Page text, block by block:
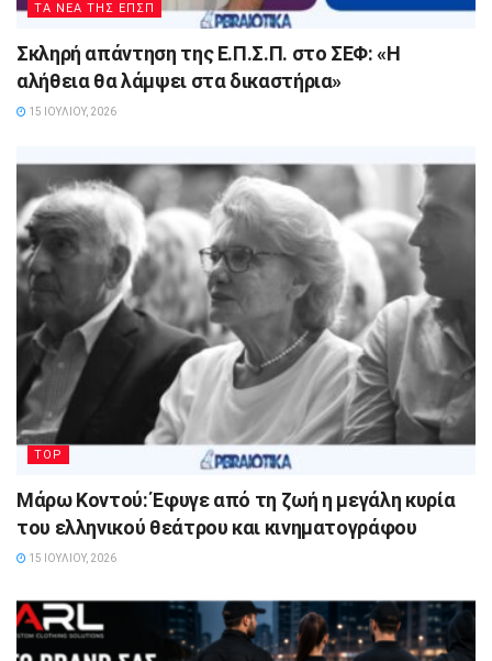
ΤΑ ΝΕΑ ΤΗΣ ΕΠΣΠ
Σκληρή απάντηση της Ε.Π.Σ.Π. στο ΣΕΦ: «Η
αλήθεια θα λάμψει στα δικαστήρια»
15 ΙΟΥΛΊΟΥ, 2026
TOP
Μάρω Κοντού: Έφυγε από τη ζωή η μεγάλη κυρία
του ελληνικού θεάτρου και κινηματογράφου
15 ΙΟΥΛΊΟΥ, 2026